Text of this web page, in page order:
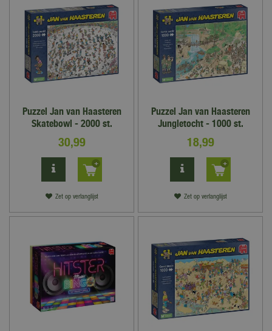
Puzzel Jan van Haasteren
Skatebowl - 2000 st.
30,99
Zet op verlanglijst
Puzzel Jan van Haasteren
Jungletocht - 1000 st.
18,99
Zet op verlanglijst